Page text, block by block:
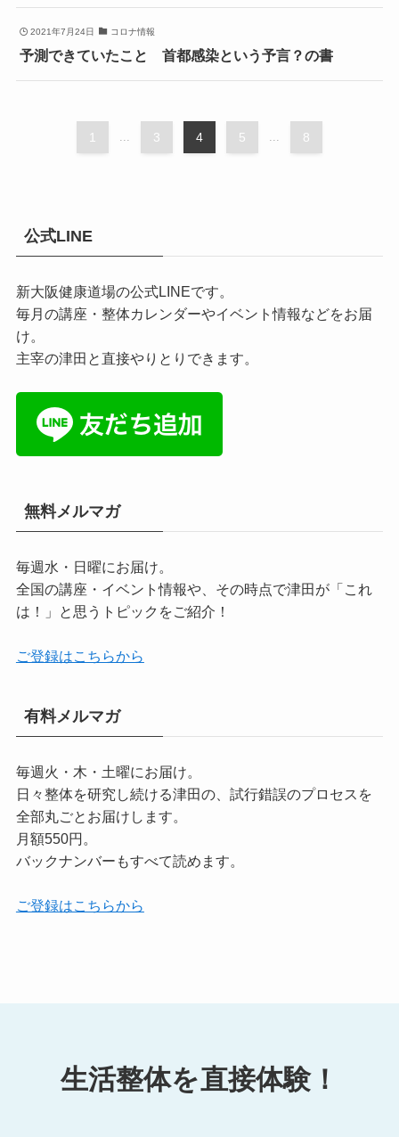
2021年7月24日 コロナ情報
予測できていたこと 首都感染という予言？の書
1 3 4 5 8
公式LINE
新大阪健康道場の公式LINEです。
毎月の講座・整体カレンダーやイベント情報などをお届
け。
主宰の津田と直接やりとりできます。
無料メルマガ
毎週水・日曜にお届け。
全国の講座・イベント情報や、その時点で津田が「これ
は！」と思うトピックをご紹介！
ご登録はこちらから
有料メルマガ
毎週火・木・土曜にお届け。
日々整体を研究し続ける津田の、試行錯誤のプロセスを
全部丸ごとお届けします。
月額550円。
バックナンバーもすべて読めます。
ご登録はこちらから
生活整体を直接体験！